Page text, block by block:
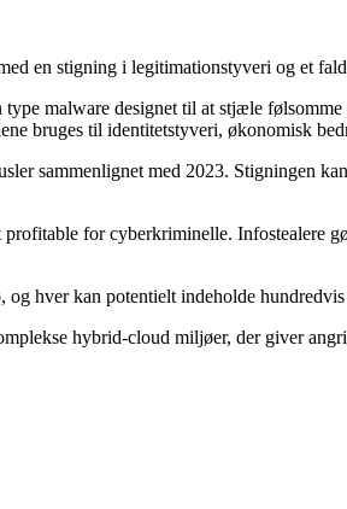
en stigning i legitimationstyveri og et
malware designet til at stjæle
bruges til identitetstyveri, økonomisk
sammenlignet med 2023. Stigningen
for cyberkriminelle. Infostealere
hver kan potentielt indeholde
hybrid-cloud miljøer, der giver